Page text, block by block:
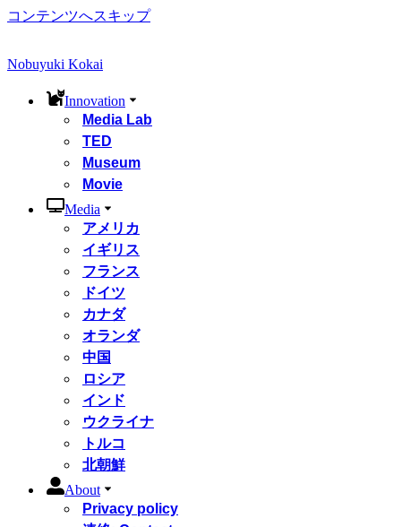
コンテンツへスキップ
Nobuyuki Kokai
Innovation
Media Lab
TED
Museum
Movie
Media
アメリカ
イギリス
フランス
ドイツ
カナダ
オランダ
中国
ロシア
インド
ウクライナ
トルコ
北朝鮮
About
Privacy policy